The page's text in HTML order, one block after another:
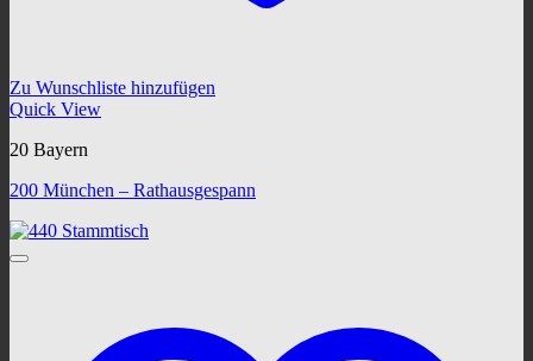
Zu Wunschliste hinzufügen
Quick View
20 Bayern
200 München – Rathausgespann